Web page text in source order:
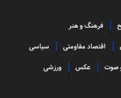
فرهنگ و هنر
اقتصاد مقاومتی سیاسی
صوت عکس ورزشی